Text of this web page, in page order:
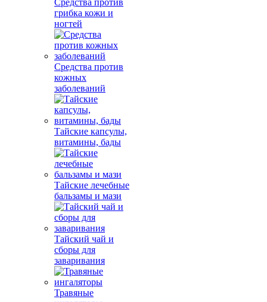
Средства против
грибка кожи и
ногтей
Средства против
кожных
заболеваний
Тайские капсулы,
витамины, бады
Тайские лечебные
бальзамы и мази
Тайский чай и
сборы для
заваривания
Травяные